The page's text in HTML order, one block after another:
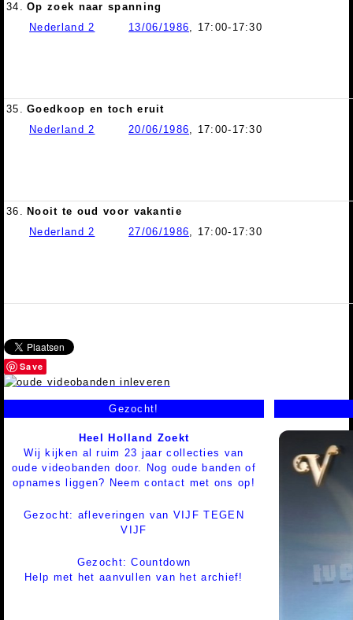
34. Op zoek naar spanning
Nederland 2
13/06/1986, 17:00-17:30
35. Goedkoop en toch eruit
Nederland 2
20/06/1986, 17:00-17:30
36. Nooit te oud voor vakantie
Nederland 2
27/06/1986, 17:00-17:30
Save
Gezocht!
Heel Holland Zoekt
Wij kijken al ruim 23 jaar collecties van
oude videobanden door. Nog oude banden of
opnames liggen? Neem contact met ons op!
Gezocht: afleveringen van VIJF TEGEN
VIJF
Gezocht: Countdown
Help met het aanvullen van het archief!